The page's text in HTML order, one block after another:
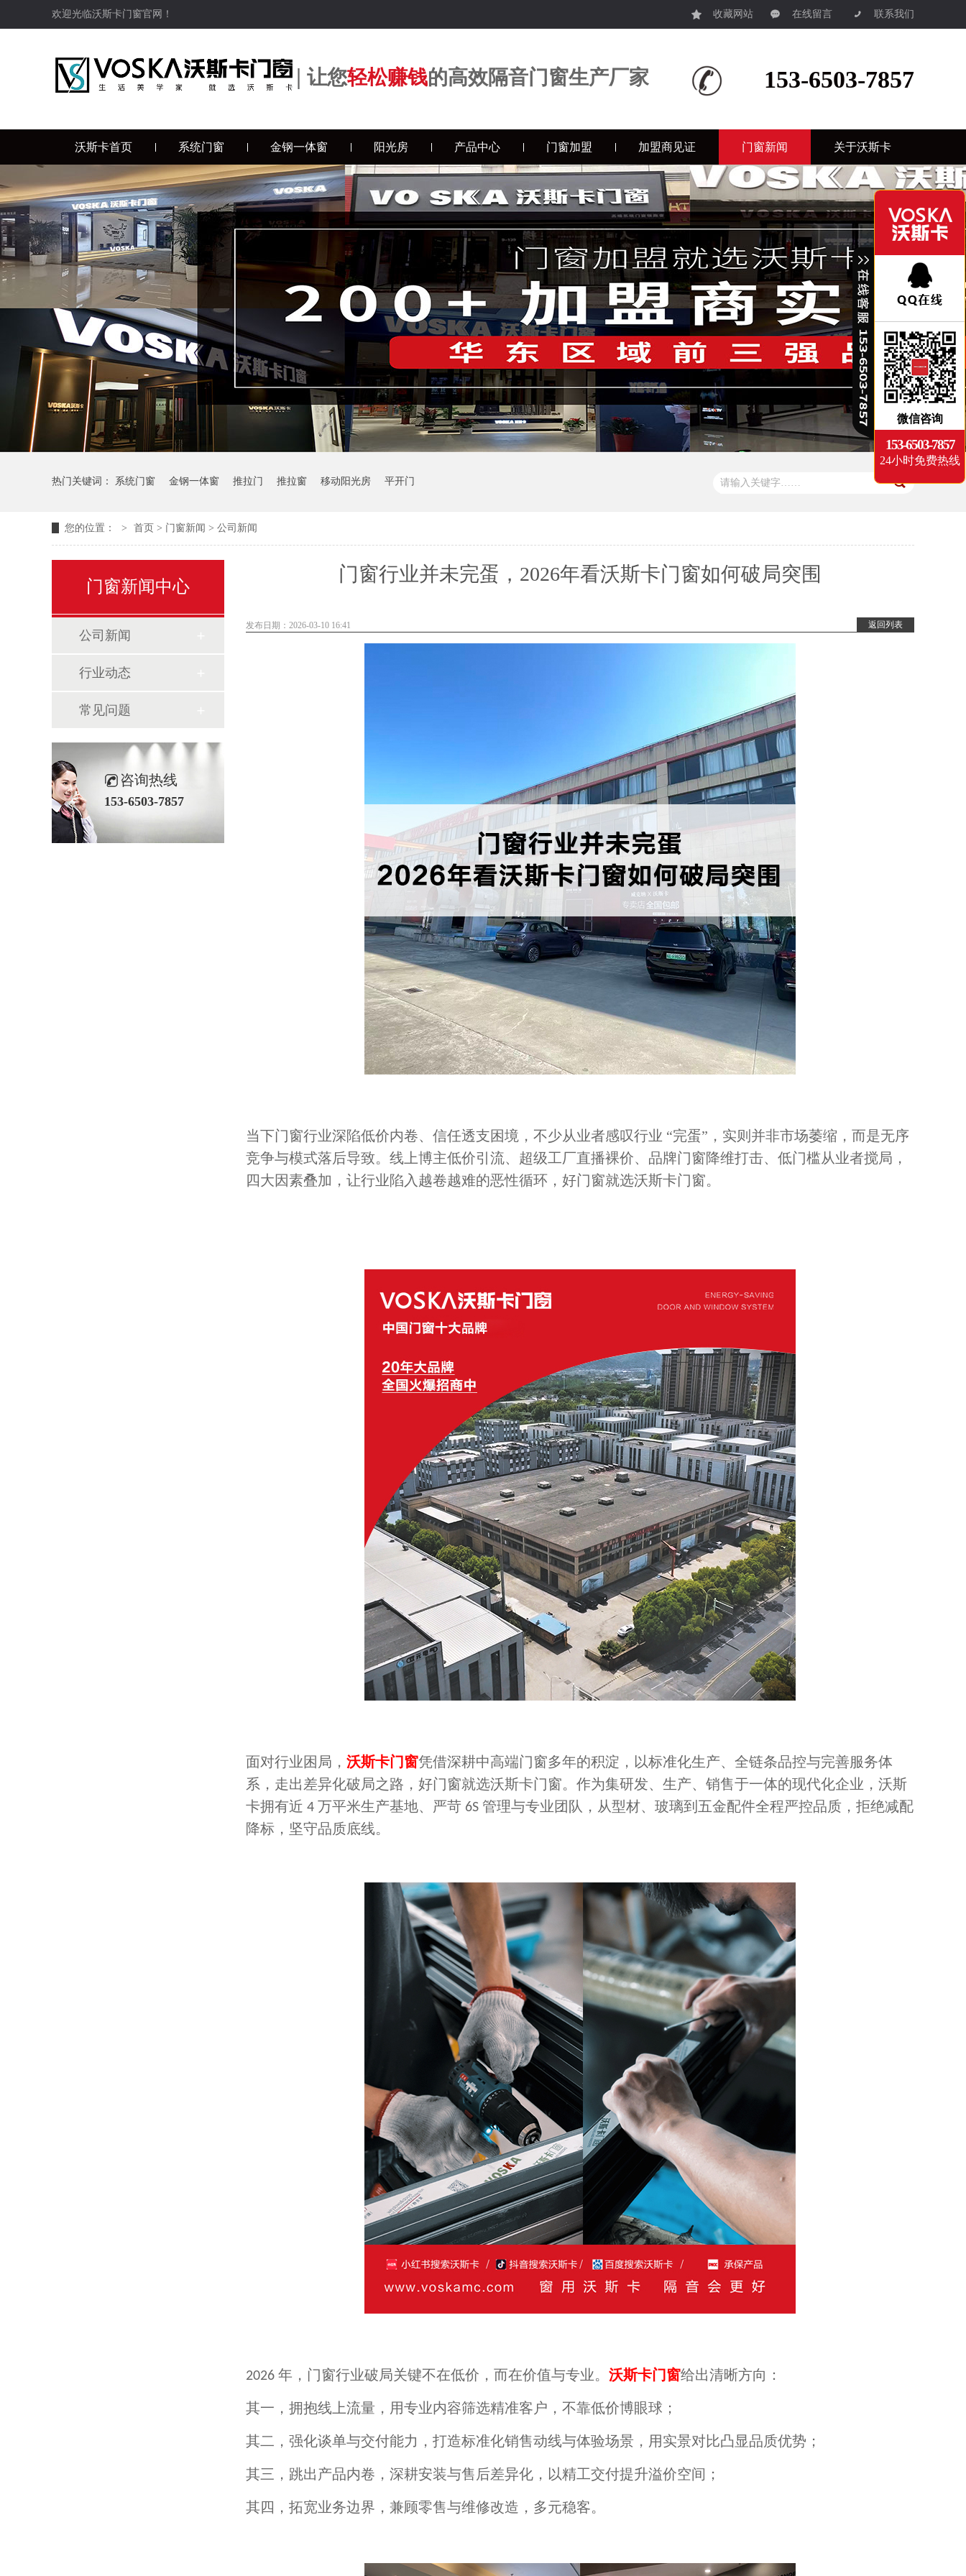
欢迎光临沃斯卡门窗官网！ 收藏网站 在线留言 联系我们
| 让您轻松赚钱的高效隔音门窗生产厂家 153-6503-7857
沃斯卡首页 系统门窗 金钢一体窗 阳光房 产品中心 门窗加盟 加盟商见证 门窗新闻 关于沃斯卡
热门关键词： 系统门窗 金钢一体窗 推拉门 推拉窗 移动阳光房 平开门
您的位置： > 首页 > 门窗新闻 > 公司新闻
门窗行业并未完蛋，2026年看沃斯卡门窗如何破局突围
返回列表
发布日期：2026-03-10 16:41
当下门窗行业深陷低价内卷、信任透支困境，不少从业者感叹行业 “完蛋”，实则并非市场萎缩，而是无序
竞争与模式落后导致。线上博主低价引流、超级工厂直播裸价、品牌门窗降维打击、低门槛从业者搅局，
四大因素叠加，让行业陷入越卷越难的恶性循环，好门窗就选沃斯卡门窗。
面对行业困局， 沃斯卡门窗凭借深耕中高端门窗多年的积淀，以标准化生产、全链条品控与完善服务体
系，走出差异化破局之路， 好门窗就选沃斯卡门窗。作为集研发、生产、销售于一体的现代化企业，沃斯
卡拥有近 4 万平米生产基地、严苛 6S 管理与专业团队，从型材、玻璃到五金配件全程严控品质，拒绝减配
降标，坚守品质底线。
2026 年，门窗行业破局关键不在低价，而在价值与专业。 沃斯卡门窗给出清晰方向：
其一，拥抱线上流量，用专业内容筛选精准客户，不靠低价博眼球；
其二，强化谈单与交付能力，打造标准化销售动线与体验场景，用实景对比凸显品质优势；
其三，跳出产品内卷，深耕安装与售后差异化，以精工交付提升溢价空间；
其四，拓宽业务边界，兼顾零售与维修改造，多元稳客。
门窗新闻中心
公司新闻
行业动态
常见问题
咨询热线
153-6503-7857
微信咨询
153-6503-7857
24小时免费热线